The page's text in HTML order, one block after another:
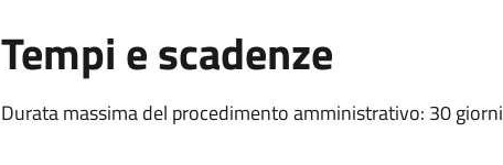
Tempi e scadenze
Durata massima del procedimento amministrativo: 30 giorni